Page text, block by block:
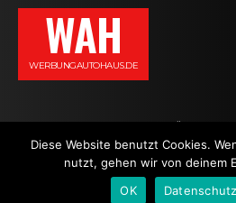
WAH
WERBUNGAUTOHAUS.DE
AGB DATENSCHUTZERKLÄRUNG
Diese Website benutzt Cookies.
nutzt, gehen wir von deinem
OK